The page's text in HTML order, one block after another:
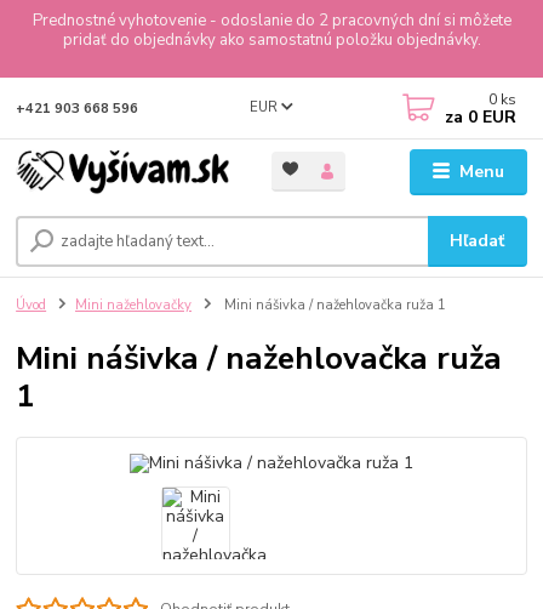
Prednostné vyhotovenie - odoslanie do 2 pracovných dní si môžete
pridať do objednávky ako samostatnú položku objednávky.
Menu
EUR
Hľadať
+421 903 668 596 0 ks
za 0 EUR
Úvod Mini nažehlovačky Mini nášivka / nažehlovačka ruža 1
Mini nášivka / nažehlovačka ruža
1